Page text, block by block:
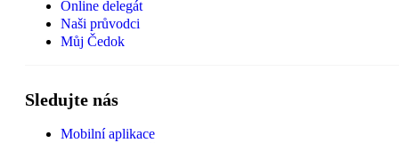
Online delegát
Naši průvodci
Můj Čedok
Sledujte nás
Mobilní aplikace